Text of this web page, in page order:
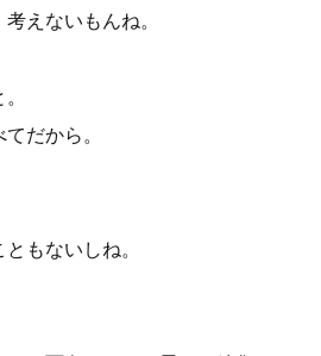
えないもんね。
だから。
もないしね。